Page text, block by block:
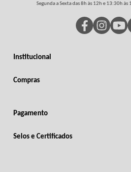
Institucional
Compras
Segunda a Sexta das 8h às 12h e 13:30h
Pagamento
Selos e Certificados